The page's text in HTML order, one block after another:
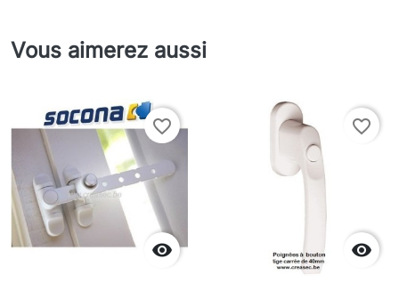
Vous aimerez aussi

favorite_border

favorite_border